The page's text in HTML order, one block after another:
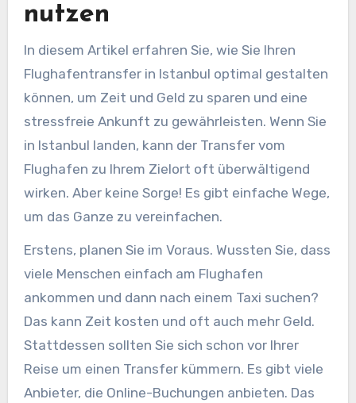
nutzen
In diesem Artikel erfahren Sie, wie Sie Ihren
Flughafentransfer in Istanbul optimal gestalten
können, um Zeit und Geld zu sparen und eine
stressfreie Ankunft zu gewährleisten. Wenn Sie
in Istanbul landen, kann der Transfer vom
Flughafen zu Ihrem Zielort oft überwältigend
wirken. Aber keine Sorge! Es gibt einfache Wege,
um das Ganze zu vereinfachen.
Erstens, planen Sie im Voraus. Wussten Sie, dass
viele Menschen einfach am Flughafen
ankommen und dann nach einem Taxi suchen?
Das kann Zeit kosten und oft auch mehr Geld.
Stattdessen sollten Sie sich schon vor Ihrer
Reise um einen Transfer kümmern. Es gibt viele
Anbieter, die Online-Buchungen anbieten. Das